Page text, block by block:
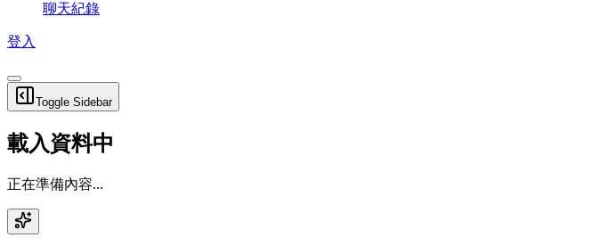
聊天紀錄
登入
Toggle Sidebar
載入資料中
正在準備內容...